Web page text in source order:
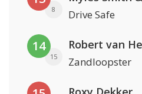
8 Drive Safe
14
15
Robert van
Zandloopster